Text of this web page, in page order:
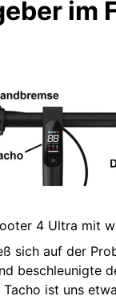
im
4 Ultra mit
sich auf der
beschleunigte
ist uns